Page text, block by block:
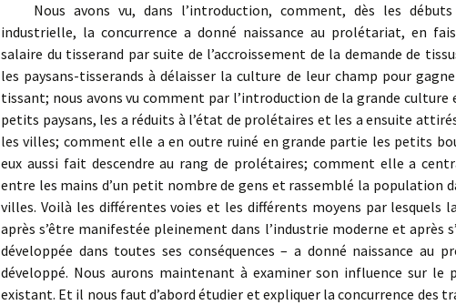
Nous avons vu, dans l’introduction, comment, dès les débuts
industrielle, la concurrence a donné naissance au prolétariat, en
salaire du tisserand par suite de l’accroissement de la demande de
les paysans-tisserands à dé­lais­ser la culture de leur champ pour
tissant; nous avons vu comment par l’introduction de la grande culture
petits paysans, les a réduits à l’état de prolétaires et les a ensuite
les villes; comment elle a en outre ruiné en grande partie les petits
eux aussi fait descendre au rang de prolétaires; comment elle a
entre les mains d’un petit nombre de gens et rassemblé la population
villes. Voilà les différentes voies et les différents moyens par lesquels
après s’être manifestée pleinement dans l’industrie moderne et après
développée dans toutes ses conséquences – a donné naissance au
développé. Nous aurons maintenant à examiner son influence sur le
existant. Et il nous faut d’abord étudier et expliquer la concurrence des